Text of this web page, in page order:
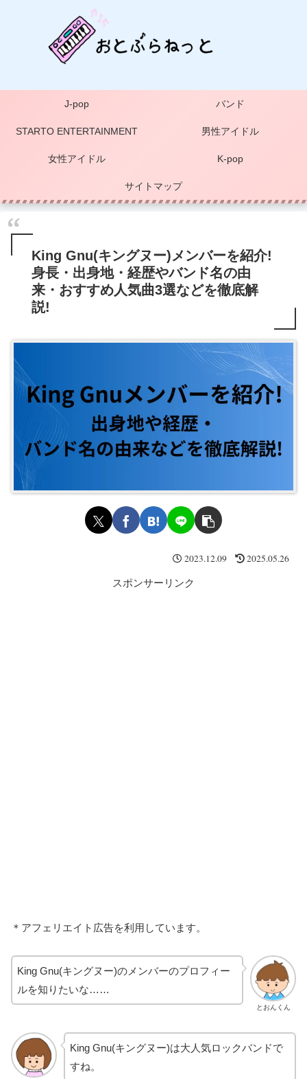
J-pop バンド
STARTO ENTERTAINMENT 男性アイドル
女性アイドル K-pop
サイトマップ
King Gnu(キングヌー)メンバーを紹介!
身長・出身地・経歴やバンド名の由
来・おすすめ人気曲3選などを徹底解
説!
2023.12.09 2025.05.26
スポンサーリンク
＊アフェリエイト広告を利用しています。
とおんくん
King Gnu(キングヌー)のメンバーのプロフィー
ルを知りたいな……
King Gnu(キングヌー)は大人気ロックバンドで
すね。